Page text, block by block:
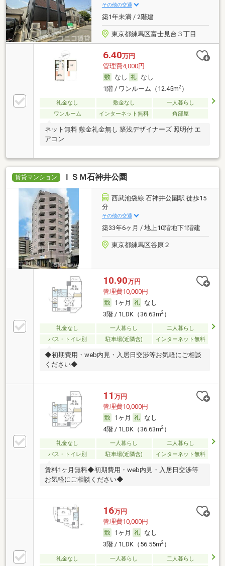
その他の交通
築1年未満 / 2階建
東京都練馬区富士見台３丁目
6.40万円
管理費4,000円
なし
なし
1階 / ワンルーム（12.45m2）
礼金なし 敷金なし
一人暮らし
ワンルーム
インターネット無料 角部屋
ネット無料 敷金礼金無し 築浅デザイナーズ 照明付 エ
アコン
賃貸マンション ＩＳＭ石神井公園
西武池袋線 石神井公園駅 徒歩15
分
その他の交通
築33年6ヶ月 / 地上10階地下1階建
東京都練馬区谷原２
10.90万円
管理費10,000円
1ヶ月
なし
3階 / 1LDK（36.63m2）
礼金なし 一人暮らし
二人暮らし
バス・トイレ別
駐車場(近隣含) インターネット無料
◆初期費用・web内見・入居日交渉等お気軽にご相談
ください◆
11 万円
管理費10,000円
1ヶ月
なし
4階 / 1LDK（36.63m2）
礼金なし 一人暮らし
二人暮らし
バス・トイレ別
駐車場(近隣含) インターネット無料
賃料1ヶ月無料◆初期費用・web内見・入居日交渉等
お気軽にご相談ください◆
16万円
管理費10,000円
1ヶ月
なし
3階 / 1LDK（56.55m2）
礼金なし 一人暮らし
二人暮らし